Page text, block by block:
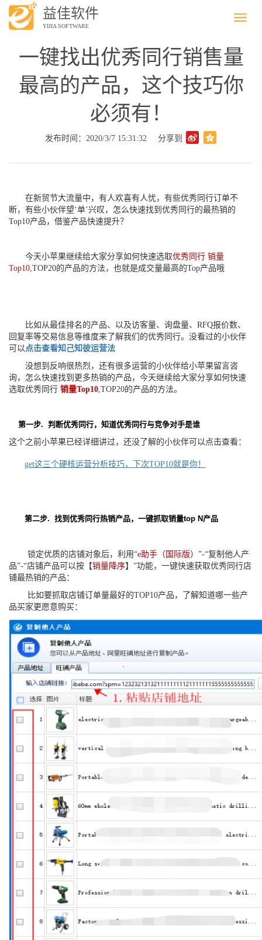
Menu
益佳软件
YIJIA SOFTWARE
一键找出优秀同行销售量
最高的产品，这个技巧你
必须有！
发布时间：2020/3/7 15:31:32 分享到
在新贸节大流量中，有人欢喜有人忧，有些优秀同行订单不
断，有些小伙伴望‘单’兴叹，怎么快速找到优秀同行的最热销的
Top10产品，借鉴产品快速提升？
今天小苹果继续给大家分享如何快速选取优秀同行 销量
Top10,TOP20的产品的方法，也就是成交量最高的Top产品哦
比如从最佳排名的产品、以及访客量、询盘量、RFQ报价数、
回复率等交易信息等维度来了解我们的优秀同行。没看过的小伙伴
可以点击查看知己知彼运营法
没想到反响很热烈，还有很多运营的小伙伴给小苹果留言咨
询，怎么快速找到更多热销的产品，今天继续给大家分享如何快速
选取优秀同行 销量Top10,TOP20的产品的方法。
第一步. 判断优秀同行，知道优秀同行与竞争对手是谁
这个之前小苹果已经详细讲过，还没了解的小伙伴可以点击查看：
get这三个硬核运营分析技巧，下次TOP10就是你！
第二步. 找到优秀同行热销产品， 一键抓取销量top N产品
锁定优质的店铺对象后，利用“e助手（国际版） ”-“复制他人产
品”-“店铺产品可以按【销量降序】”功能，一键快速获取优秀同行店
铺最热销的产品：
比如要抓取店铺订单量最好的TOP10产品，了解知道哪一些产
品买家更愿意购买：